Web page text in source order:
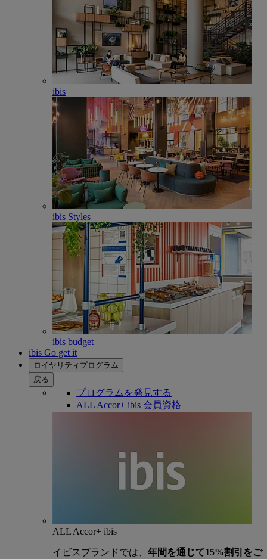
ibis
ibis Styles
ibis budget
ibis Go get it
ロイヤリティプログラム
戻る
プログラムを発見する
ALL Accor+ ibis 会員資格
ALL Accor+ ibis
イビスブランドでは、 年間を通じて15%割引をご